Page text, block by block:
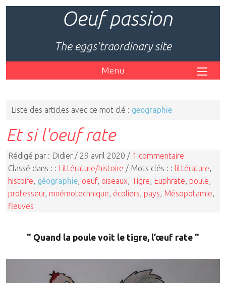
Oeuf passion
The eggs'traordinary site
Menu
Liste des articles avec ce mot clé : geographie
Et si l'oeuf rate
Rédigé par : Didier / 29 avril 2020 / 1 commentaire
Classé dans : : Littérature/histoire / Mots clés : : littérature
histoire géographie oeuf, oiseaux Tigre Euphrate poule
professeur, mnémotechnique écoliers pays Mésopotamie
fleuves
" Quand la poule voit le tigre, l’œuf rate "